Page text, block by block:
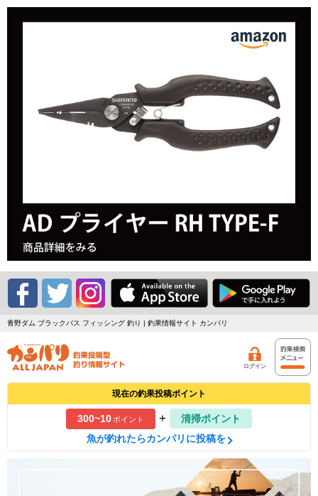
青野ダム ブラックバス フィッシング 釣り | 釣果情報サイト カンパリ
ログイン
現在の釣果投稿ポイント
300~10ポイント +
清掃ポイント
魚が釣れたらカンパリに投稿を